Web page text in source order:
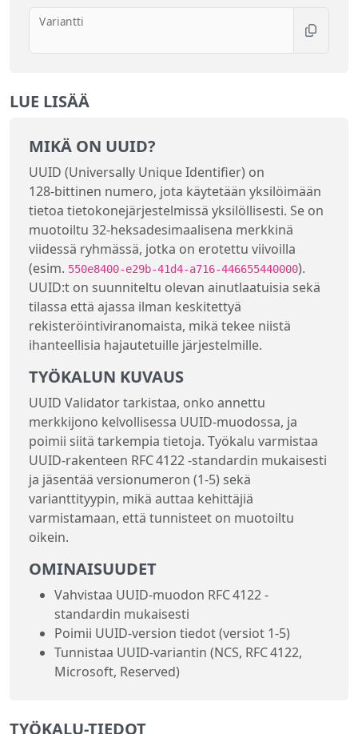
Variantti
LUE LISÄÄ
MIKÄ ON UUID?
UUID (Universally Unique Identifier) on
128‑bittinen numero, jota käytetään yksilöimään
tietoa tietokonejärjestelmissä yksilöllisesti. Se on
muotoiltu 32‑heksadesimaalisena merkkinä
viidessä ryhmässä, jotka on erotettu viivoilla
(esim. 550e8400-e29b-41d4-a716-446655440000).
UUID:t on suunniteltu olevan ainutlaatuisia sekä
tilassa että ajassa ilman keskitettyä
rekisteröintiviranomaista, mikä tekee niistä
ihanteellisia hajautetuille järjestelmille.
TYÖKALUN KUVAUS
UUID Validator tarkistaa, onko annettu
merkkijono kelvollisessa UUID‑muodossa, ja
poimii siitä tarkempia tietoja. Työkalu varmistaa
UUID‑rakenteen RFC 4122 -standardin mukaisesti
ja jäsentää versionumeron (1‑5) sekä
varianttityypin, mikä auttaa kehittäjiä
varmistamaan, että tunnisteet on muotoiltu
oikein.
OMINAISUUDET
Vahvistaa UUID‑muodon RFC 4122 -
standardin mukaisesti
Poimii UUID‑version tiedot (versiot 1‑5)
Tunnistaa UUID‑variantin (NCS, RFC 4122,
Microsoft, Reserved)
TYÖKALU-TIEDOT